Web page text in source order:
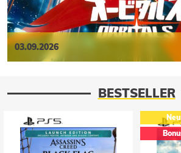
03.09.2026
BESTSELLER
Neu
Bonus
Neu